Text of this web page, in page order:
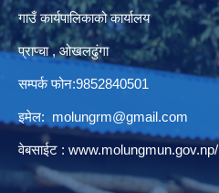
गाउँ कार्यपालिकाको कार्यालय
प्राप्चा , ओखलढुंगा
सम्पर्क फोन:9852840501
इमेल: molungrm@gmail.com
वेबसाईट : www.molungmun.gov.np/